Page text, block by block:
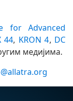
for Advanced
44, KRON 4, DC
медијима.